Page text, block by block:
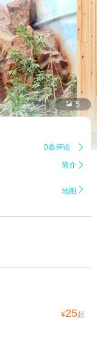
 5
0条评论 
简介 
地图 
¥25起